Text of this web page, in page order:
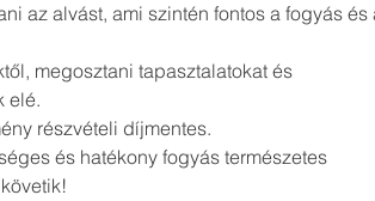
az alvást, ami szintén fontos a fogyás és
megosztani tapasztalatokat és
elé.
részvételi díjmentes.
és hatékony fogyás természetes